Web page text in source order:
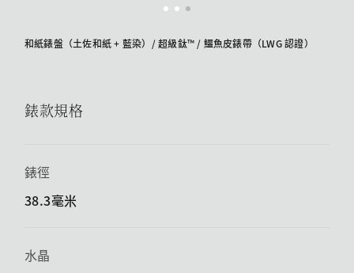
和紙錶盤（土佐和紙 + 藍染）/ 超級鈦™ / 鱷魚皮錶帶（LWG 認證）
錶款規格
錶徑
38.3毫米
水晶